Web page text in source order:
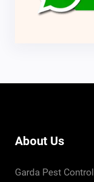
About Us
Garda Pest